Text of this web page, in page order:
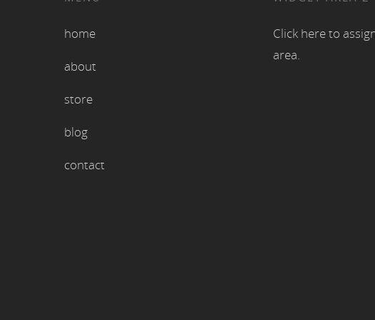
home
about
store
blog
contact
Click here to
area.